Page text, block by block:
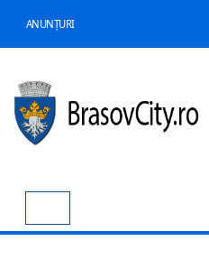
ANUNȚURI